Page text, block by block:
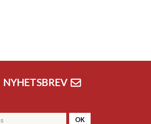
NYHETSBREV
OK